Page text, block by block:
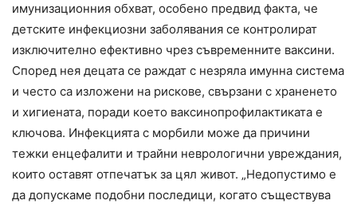
имунизационния обхват, особено предвид факта, че
детските инфекциозни заболявания се контролират
изключително ефективно чрез съвременните ваксини.
Според нея децата се раждат с незряла имунна система
и често са изложени на рискове, свързани с храненето
и хигиената, поради което ваксинопрофилактиката е
ключова. Инфекцията с морбили може да причини
тежки енцефалити и трайни неврологични увреждания,
които оставят отпечатък за цял живот. „Недопустимо е
да допускаме подобни последици, когато съществува